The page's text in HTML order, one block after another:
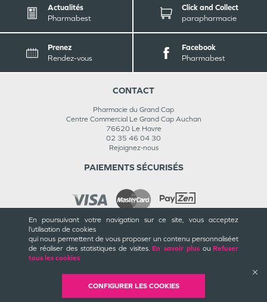
En poursuivant votre navigation sur ce site, vous acceptez
l’utilisation de cookies
qui nous permettent de vous proposer un contenu personnaliséet
de réaliser des statistiques de visites. En savoir plusou Refuser
tous les cookies
CONFIGURER LES COOKIES
Actualités
Pharmabest
Click and Collect
parapharmacie
Prenez
Rendez-vous
Facebook
Pharmabest
CONTACT
Pharmacie du Grand Cap
Centre Commercial Le Grand Cap Auchan
76620 Le Havre
02 35 46 04 30
Rejoignez-nous
CGU / CGV
Rappels de produits
PAIEMENTS SÉCURISÉS